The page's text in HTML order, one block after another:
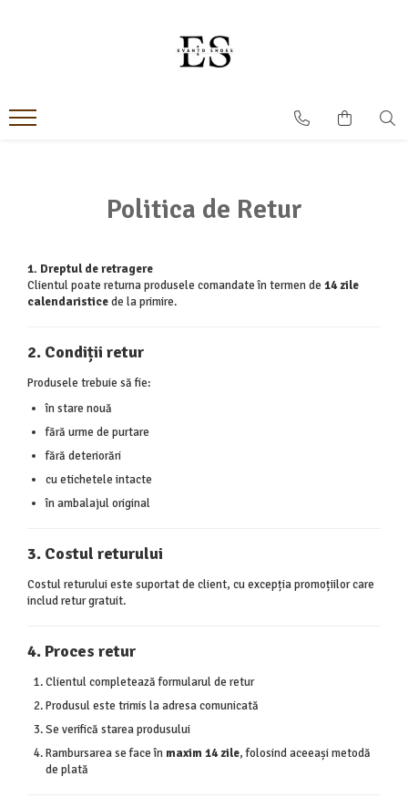
Derby
SmartCausal
Sneakers
Ghete
Politica de Retur
1. Dreptul de retragere
Clientul poate returna produsele comandate în termen de 14 zile
calendaristicede la primire.
2. Condiții retur
Produsele trebuie să fie:
în stare nouă
fără urme de purtare
fără deteriorări
cu etichetele intacte
în ambalajul original
3. Costul returului
Costul returului este suportat de client, cu excepția promoțiilor care
includ retur gratuit.
4. Proces retur
Clientul completează formularul de retur
Produsul este trimis la adresa comunicată
Se verifică starea produsului
Rambursarea se face în maxim 14 zile, folosind aceeași metodă
de plată